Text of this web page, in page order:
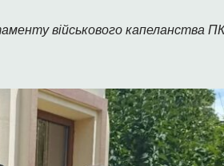
військового капеланства